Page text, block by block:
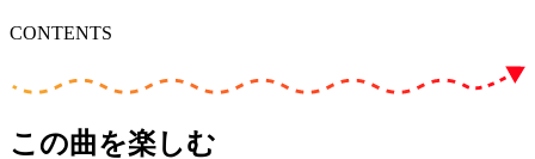
CONTENTS
この曲を楽しむ